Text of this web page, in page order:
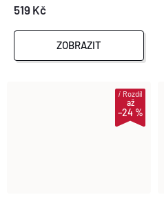
519 Kč
ZOBRAZIT
až
–24 %
iRozdíl